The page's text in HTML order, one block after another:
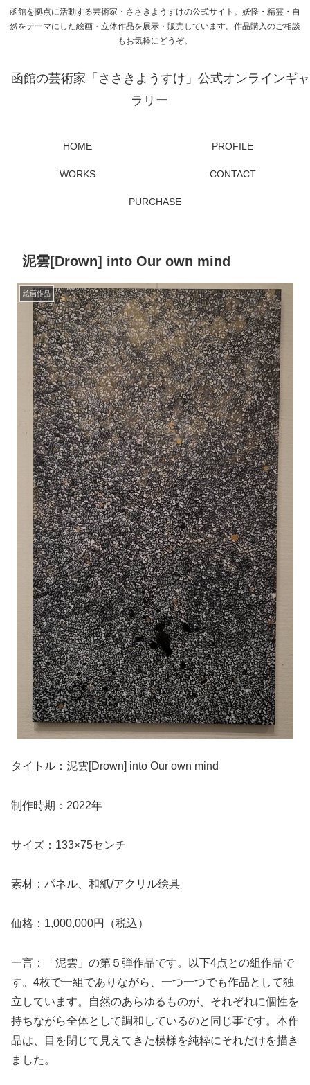
函館を拠点に活動する芸術家・ささきようすけの公式サイト。妖怪・精霊・自
然をテーマにした絵画・立体作品を展示・販売しています。作品購入のご相談
もお気軽にどうぞ。
函館の芸術家「ささきようすけ」公式オンラインギャ
ラリー
HOME PROFILE
WORKS CONTACT
PURCHASE
泥雲[Drown] into Our own mind
絵画作品
タイトル：泥雲[Drown] into Our own mind
制作時期：2022年
サイズ：133×75センチ
素材：パネル、和紙/アクリル絵具
価格：1,000,000円（税込）
一言：「泥雲」の第５弾作品です。以下4点との組作品で
す。4枚で一組でありながら、一つ一つでも作品として独
立しています。自然のあらゆるものが、それぞれに個性を
持ちながら全体として調和しているのと同じ事です。本作
品は、目を閉じて見えてきた模様を純粋にそれだけを描き
ました。